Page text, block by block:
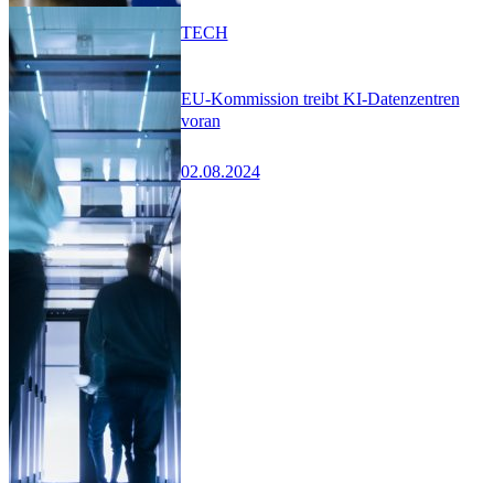
EU-Kommission treibt KI-Datenzentren
voran
02.08.2024
TECH